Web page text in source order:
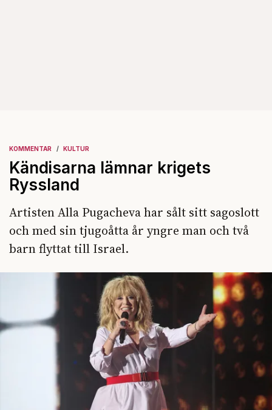
KOMMENTAR KULTUR
Kändisarna lämnar krigets
Ryssland
Artisten Alla Pugacheva har sålt sitt sagoslott
och med sin tjugoåtta år yngre man och två
barn flyttat till Israel.